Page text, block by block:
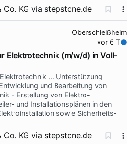
Co. KG via stepstone.de
Oberschleißheim
vor 6 T
Elektrotechnik (m/w/d) in Voll-
Elektrotechnik … Unterstützung
und Bearbeitung von
- Erstellung von Elektro-
und Installationsplänen in den
sowie Sicherheits-
Co. KG via stepstone.de